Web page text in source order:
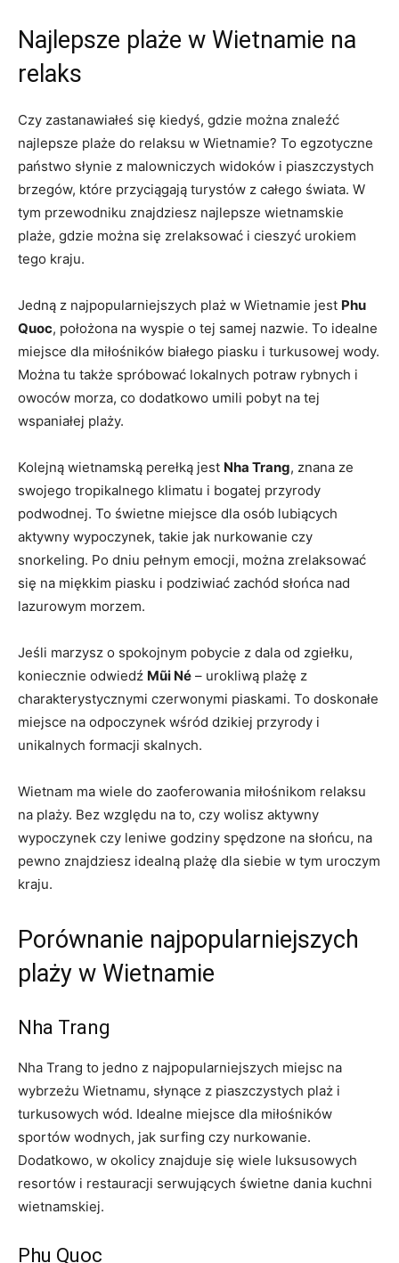
Najlepsze plaże w⁣ Wietnamie na
relaks
Czy⁤ zastanawiałeś ⁣się kiedyś,‌ gdzie można znaleźć
najlepsze plaże ⁣do‍ relaksu w ‍Wietnamie? To egzotyczne
państwo słynie z malowniczych widoków i piaszczystych
brzegów, które przyciągają turystów z całego świata. ‍W
tym przewodniku​ znajdziesz najlepsze wietnamskie
plaże, gdzie można się zrelaksować ​i cieszyć urokiem
tego kraju.
Jedną z najpopularniejszych plaż w Wietnamie jest‌ Phu
Quoc, położona na wyspie o tej samej ‌nazwie. To idealne
miejsce dla ⁣miłośników białego piasku i turkusowej wody.⁣
Można tu także spróbować lokalnych potraw rybnych i
owoców morza, co dodatkowo umili pobyt⁢ na tej
wspaniałej plaży.
Kolejną wietnamską perełką jest Nha Trang, ⁣znana⁣ ze
swojego tropikalnego klimatu i bogatej przyrody
podwodnej. To świetne miejsce dla osób lubiących ​
aktywny wypoczynek, takie ​jak nurkowanie czy
snorkeling. Po dniu⁢ pełnym emocji, można zrelaksować
się na miękkim piasku i podziwiać zachód słońca nad
lazurowym morzem.
Jeśli ⁢marzysz o spokojnym pobycie⁤ z dala ​od zgiełku,
‌koniecznie odwiedź Mũi Né – urokliwą ⁣plażę z
charakterystycznymi czerwonymi piaskami. To doskonałe
miejsce na odpoczynek wśród dzikiej przyrody ⁢i
unikalnych ⁣formacji skalnych.
Wietnam ma wiele do zaoferowania miłośnikom relaksu
na plaży. Bez względu na to, czy wolisz aktywny
wypoczynek czy leniwe godziny spędzone na słońcu,‌ na
pewno ⁢znajdziesz idealną plażę dla siebie w tym uroczym‍
kraju.
Porównanie najpopularniejszych
plaży w Wietnamie
Nha Trang
Nha Trang to jedno z najpopularniejszych miejsc na
wybrzeżu Wietnamu, słynące z piaszczystych plaż ⁤i
turkusowych wód. Idealne miejsce dla miłośników
sportów wodnych, jak surfing czy nurkowanie.
Dodatkowo, w okolicy znajduje się wiele luksusowych
resortów i restauracji⁢ serwujących świetne‌ dania kuchni
wietnamskiej.
Phu Quoc